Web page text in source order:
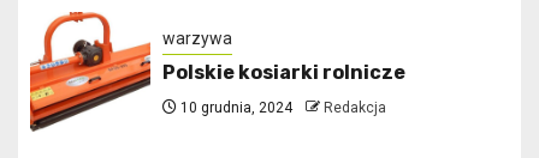
warzywa
Polskie kosiarki rolnicze
10 grudnia, 2024 Redakcja